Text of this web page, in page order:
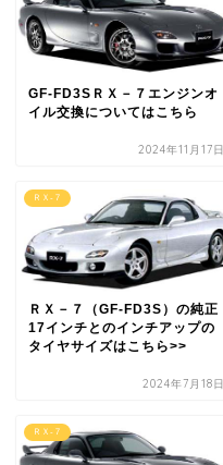
GF-FD3SＲＸ－７エンジンオ
イル交換についてはこちら
2024年11月17日
ＲＸ-７
ＲＸ－７（GF-FD3S）の純正
17インチとのインチアップの
タイヤサイズはこちら>>
2024年7月18日
ＲＸ-７